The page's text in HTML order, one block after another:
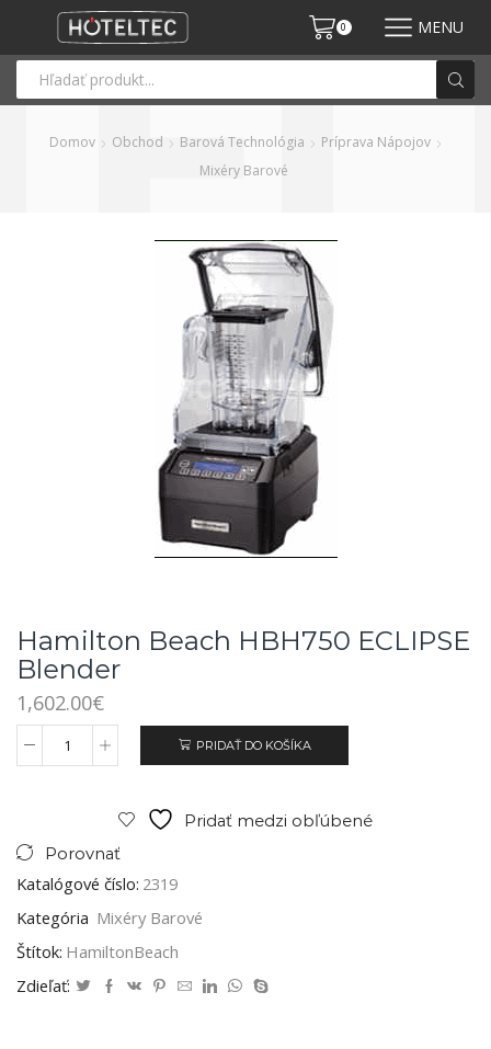
0 MENU
Domov Obchod Barová Technológia
Príprava Nápojov
Mixéry Barové
Hamilton Beach HBH750 ECLIPSE
Blender
1,602.00€
PRIDAŤ DO KOŠÍKA
Pridať medzi obľúbené
Porovnať
Katalógové číslo: 2319
Kategória Mixéry Barové
Štítok: HamiltonBeach
Zdieľať: